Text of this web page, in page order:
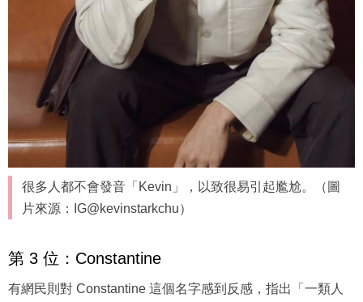
很多人都不會發音「Kevin」，以致很易引起尷尬。（圖
片來源：IG@kevinstarkchu）
第 3 位：Constantine
有網民則對 Constantine 這個名字感到反感，指出「一類人